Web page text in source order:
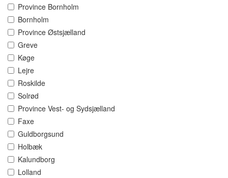
Province Bornholm
Bornholm
Province Østsjælland
Greve
Køge
Lejre
Roskilde
Solrød
Province Vest- og Sydsjælland
Faxe
Guldborgsund
Holbæk
Kalundborg
Lolland